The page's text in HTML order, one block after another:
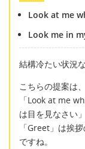
Look at me
Look me in
結構冷たい状況
こちらの提案は
「Look at me
は目を見なさい」
「Greet」は挨
ですね。